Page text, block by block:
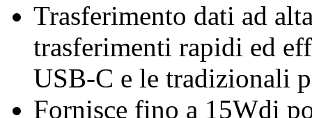
Trasferimento dati ad
trasferimenti rapidi ed
USB-C e le tradizionali
Fornisce fino a 15Wdi